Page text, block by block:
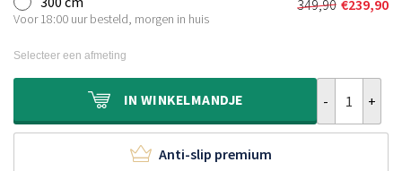
€249,90.
€169,90.
Voor 18:00 uur besteld, morgen in huis
349,90 €239,90
Huidige
Selecteer een afmeting
IN WINKELMANDJE
Anti-slip premium